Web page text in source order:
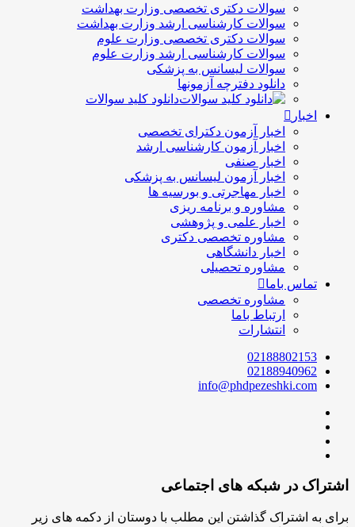
سوالات دکتری تخصصی وزارت بهداشت
سوالات کارشناسی ارشد وزارت بهداشت
سوالات دکتری تخصصی وزارت علوم
سوالات کارشناسی ارشد وزارت علوم
سوالات لیسانس به پزشکی
دانلود دفترچه آزمونها
دانلود کلید سوالات
اخبار
اخبار آزمون دکترای تخصصی
اخبار آزمون کارشناسی ارشد
اخبار صنفی
اخبار آزمون لیسانس به پزشکی
اخبار مهاجرتی و بورسیه ها
مشاوره و برنامه ریزی
اخبار علمی و پژوهشی
مشاوره تخصصی دکتری
اخبار دانشگاهی
مشاوره تحصیلی
تماس باما
مشاوره تخصصی
ارتباط باما
انتشارات
02188802153
02188940962
info@phdpezeshki.com
اشتراک در شبکه های اجتماعی
برای به اشتراک گذاشتن این مطلب با دوستان از دکمه های زیر